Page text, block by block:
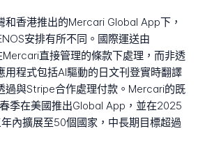
香港推出的Mercari Global App下，
安排有所不同。國際運送由
直接管理的條款下處理，而非透
用程式包括AI驅動的日文刊登實時翻譯
過與Stripe合作處理付款。Mercari的既
季在美國推出Global App，並在2025
內擴展至50個國家，中長期目標超過